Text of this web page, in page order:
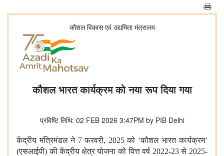
कौशल विकास एवं उद्यमिता मंत्रालय
कौशल भारत कार्यक्रम को नया रूप दिया गया
प्रविष्टि तिथि: 02 FEB 2026 3:47PM by PIB Delhi
केंद्रीय मंत्रिमंडल ने 7 फरवरी, 2025 को ‘कौशल भारत कार्यक्रम’
(एसआईपी) की केंद्रीय क्षेत्र योजना को वित्त वर्ष 2022-23 से 2025-